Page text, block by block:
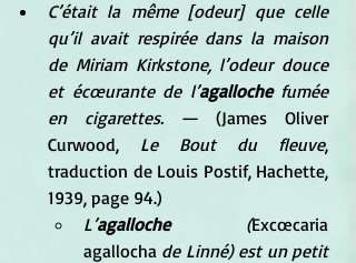
C’était la même [odeur] que celle
qu’il avait respirée dans la maison
de Miriam Kirkstone, l’odeur douce
et écœurante de l’agalloche fumée
en cigarettes. — (James Oliver
Curwood, Le Bout du fleuve,
traduction de Louis Postif, Hachette,
1939, page 94.)
L’agalloche (Excœcaria
agallocha de Linné) est un petit